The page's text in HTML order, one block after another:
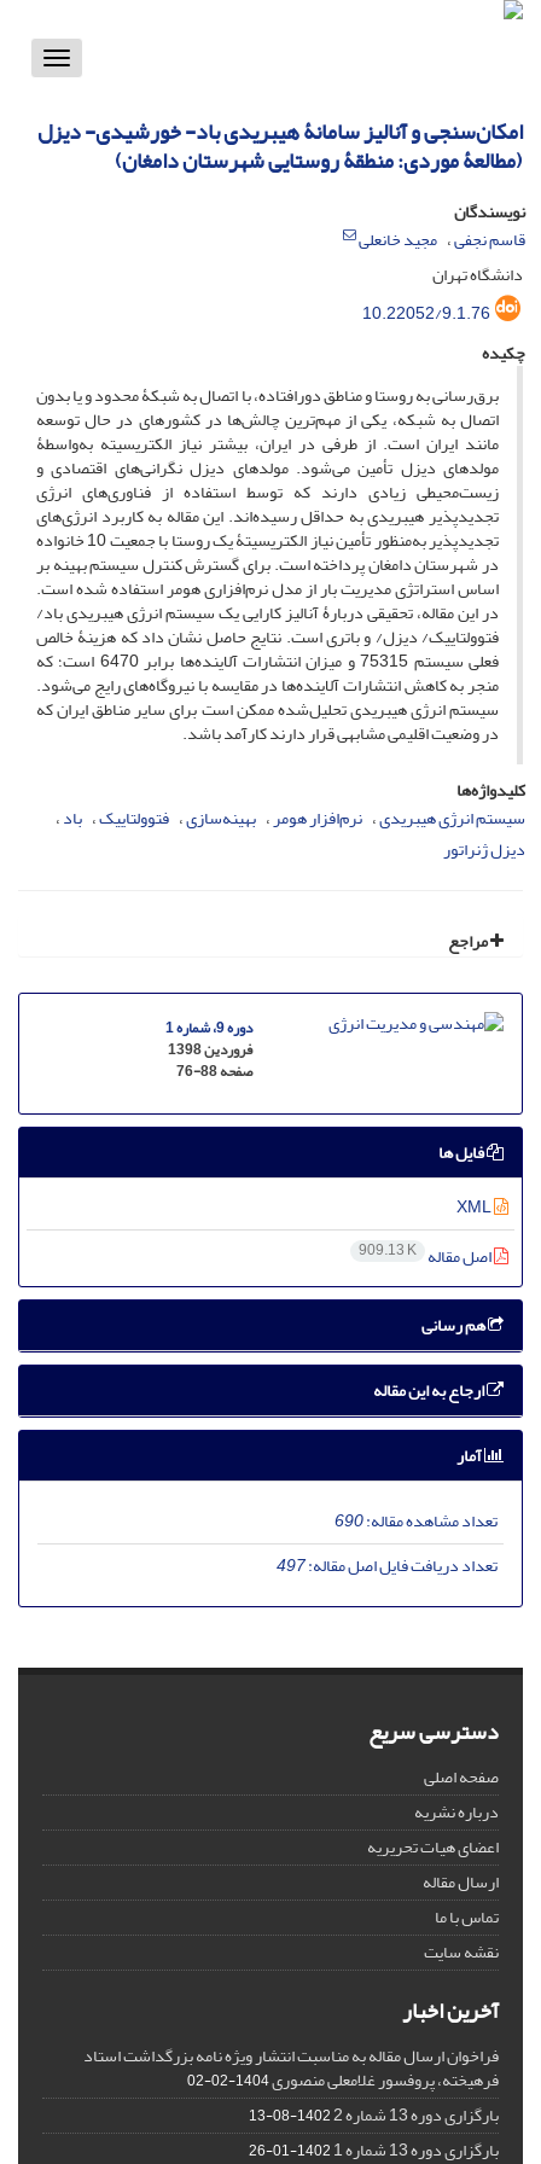
Toggle
امکان‌سنجی و آنالیز سامانۀ هیبریدی باد- خورشیدی- دیزل
(مطالعۀ موردی: منطقۀ روستایی شهرستان دامغان)
نویسندگان
قاسم نجفی مجید خانعلی
دانشگاه تهران
10.22052/9.1.76
چکیده
برق‌رسانی به روستا و مناطق دورافتاده، با اتصال به شبکۀ محدود و یا بدون
اتصال به شبکه، یکی از مهم‌ترین چالش‌ها در کشور‌های در حال ‌توسعه
مانند ایران است. از طرفی در ایران، بیشتر نیاز الکتریسیته به‌واسطۀ
مولدهای دیزل تأمین می‌شود. مولد‌های دیزل نگرانی‌های اقتصادی و
زیست‌محیطی زیادی دارند که توسط استفاده از فناوری‌های انرژی
تجدیدپذیر هیبریدی به حداقل رسیده‌اند. این مقاله به کاربرد انرژی‌های
تجدیدپذیر به‌منظور تأمین نیاز الکتریسیتۀ یک روستا با جمعیت 10 خانواده
در شهرستان دامغان پرداخته است. برای گسترش کنترل سیستم بهینه بر
اساس استراتژی مدیریت بار از مدل نرم‌افزاری هومر استفاده ‌شده است.
در این مقاله، تحقیقی دربارۀ آنالیز کارایی یک سیستم انرژی هیبریدی باد/
فتوولتاییک/ دیزل/ و باتری است. نتایج حاصل نشان داد که هزینۀ خالص
فعلی سیستم 75315 و میزان انتشارات آلاینده‌ها برابر 6470 است؛ که
منجر به کاهش انتشارات آلاینده‌ها در مقایسه با نیروگاه‌های رایج می‌شود.
سیستم انرژی هیبریدی تحلیل‌شده ممکن است برای سایر مناطق ایران که
در وضعیت اقلیمی مشابهی قرار دارند کارآمد باشد.
کلیدواژه‌ها
سیستم انرژی هیبریدی نرم‌افزار هومر بهینه‌سازی فتوولتاییک باد
دیزل ژنراتور
مراجع
دوره 9، شماره 1
فروردین 1398
صفحه76-88
فایل ها
اصل مقاله 909.13 K
هم رسانی
ارجاع به این مقاله
آمار
تعداد مشاهده مقاله:690
تعداد دریافت فایل اصل مقاله:497
دسترسی سریع
صفحه اصلی
درباره نشریه
اعضای هیات تحریریه
ارسال مقاله
تماس با ما
نقشه سایت
آخرین اخبار
فراخوان ارسال مقاله به مناسبت انتشار ویژه نامه بزرگداشت استاد
فرهیخته، پروفسور غلامعلی منصوری1404-02-02
بارگزاری دوره 13 شماره 2 1402-08-13
بارگزاری دوره 13 شماره 1 1402-01-26